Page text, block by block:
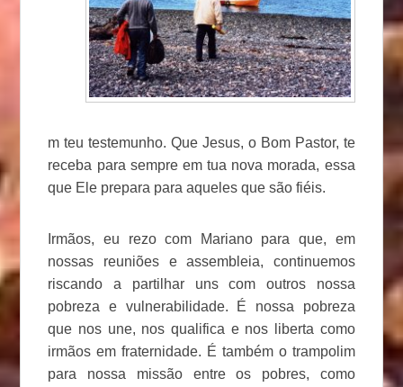
m teu testemunho. Que Jesus, o Bom Pastor, te
receba para sempre em tua nova morada, essa
que Ele prepara para aqueles que são fiéis.
Irmãos, eu rezo com Mariano para que, em
nossas reuniões e assembleia, continuemos
riscando a partilhar uns com outros nossa
pobreza e vulnerabilidade. É nossa pobreza
que nos une, nos qualifica e nos liberta como
irmãos em fraternidade. É também o trampolim
para nossa missão entre os pobres, como